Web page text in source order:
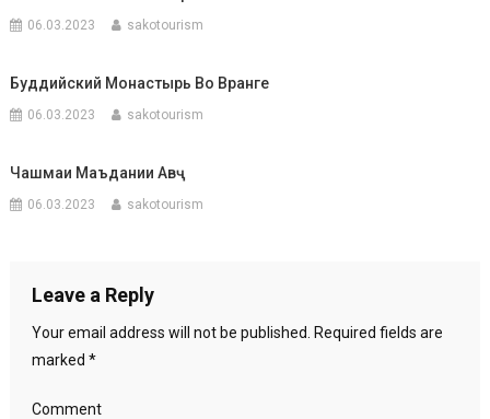
06.03.2023 sakotourism
Буддийский Монастырь Во Вранге
06.03.2023 sakotourism
Чашмаи Маъдании Авҷ
06.03.2023 sakotourism
Leave a Reply
Your email address will not be published.
Required fields are
marked *
Comment